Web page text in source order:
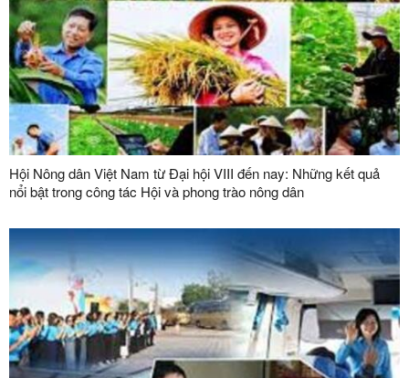
Hội Nông dân Việt Nam từ Đại hội VIII đến nay: Những kết quả
nổi bật trong công tác Hội và phong trào nông dân